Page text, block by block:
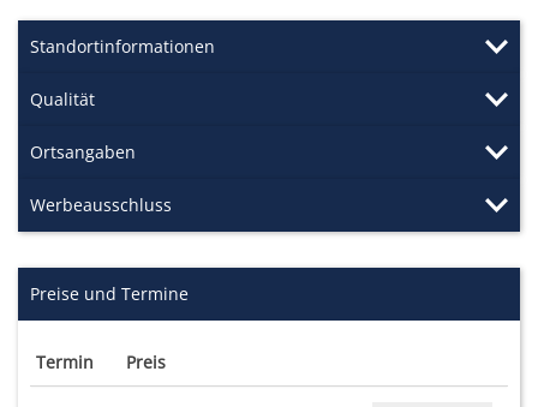
Standortinformationen
Qualität
Ortsangaben
Werbeausschluss
Preise und Termine
Termin Preis